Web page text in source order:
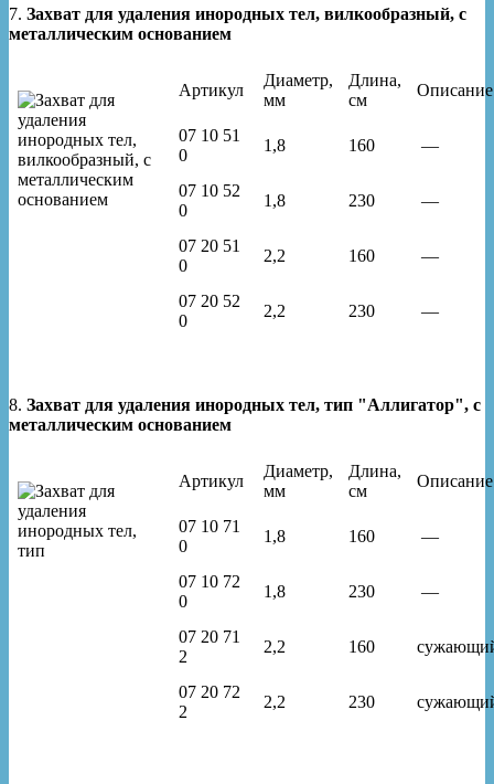
7. Захват для удаления инородных тел, вилкообразный, с
металлическим основанием
Артикул
Диаметр,
мм
Длина,
см
Описание
07 10 51
0
1,8 160 —
07 10 52
0
1,8 230 —
07 20 51
0
2,2 160 —
07 20 52
0
2,2 230 —
8. Захват для удаления инородных тел, тип "Аллигатор", с
металлическим основанием
Артикул
Диаметр,
мм
Длина,
см
Описание
07 10 71
0
1,8 160 —
07 10 72
0
1,8 230 —
07 20 71
2
2,2 160
07 20 72
2
2,2 230